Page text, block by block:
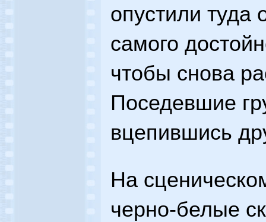
опустили туда
самого
чтобы снова
Поседевшие
вцепившись
На
черно-белые